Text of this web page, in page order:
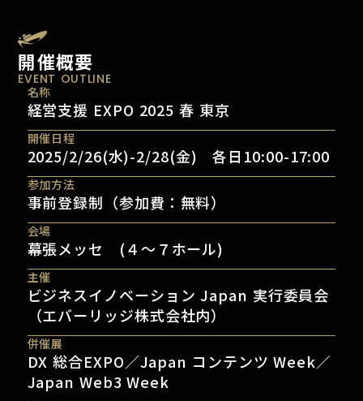
開催概要
EVENT OUTLINE
名称
経営支援 EXPO 2025 春 東京
開催日程
2025/2/26(水)-2/28(金) 各日10:00-17:00
参加方法
事前登録制（参加費：無料）
会場
幕張メッセ (４〜７ホール)
主催
ビジネスイノベーション Japan 実行委員会
（エバーリッジ株式会社内）
併催展
DX 総合EXPO／Japan コンテンツ Week／
Japan Web3 Week